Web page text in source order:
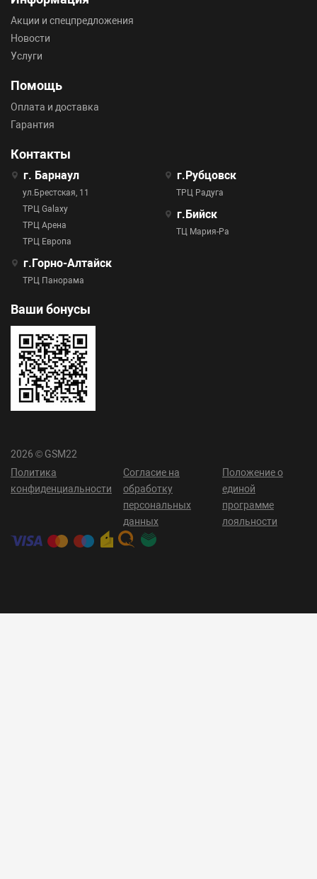
Акции и спецпредложения
Новости
Услуги
Помощь
Оплата и доставка
Гарантия
Контакты
г. Барнаул
ул.Брестская, 11
ТРЦ Galaxy
ТРЦ Арена
ТРЦ Европа
г.Горно-Алтайск
ТРЦ Панорама
г.Рубцовск
ТРЦ Радуга
г.Бийск
ТЦ Мария-Ра
Ваши бонусы
2026 © GSM22
Политика
конфиденциальности
Согласие на
обработку
персональных
данных
Положение о
единой
программе
лояльности